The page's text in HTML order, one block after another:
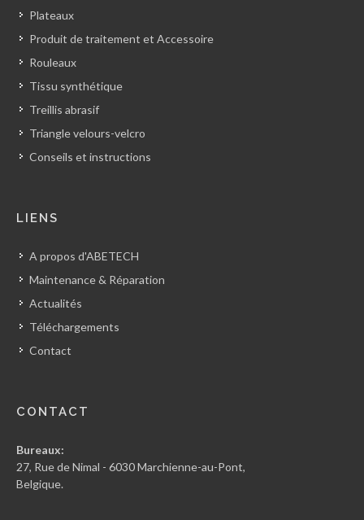
Plateaux
Produit de traitement et Accessoire
Rouleaux
Tissu synthétique
Treillis abrasif
Triangle velours-velcro
Conseils et instructions
LIENS
A propos d'ABETECH
Maintenance & Réparation
Actualités
Téléchargements
Contact
CONTACT
Bureaux:
27, Rue de Nimal - 6030 Marchienne-au-Pont,
Belgique.